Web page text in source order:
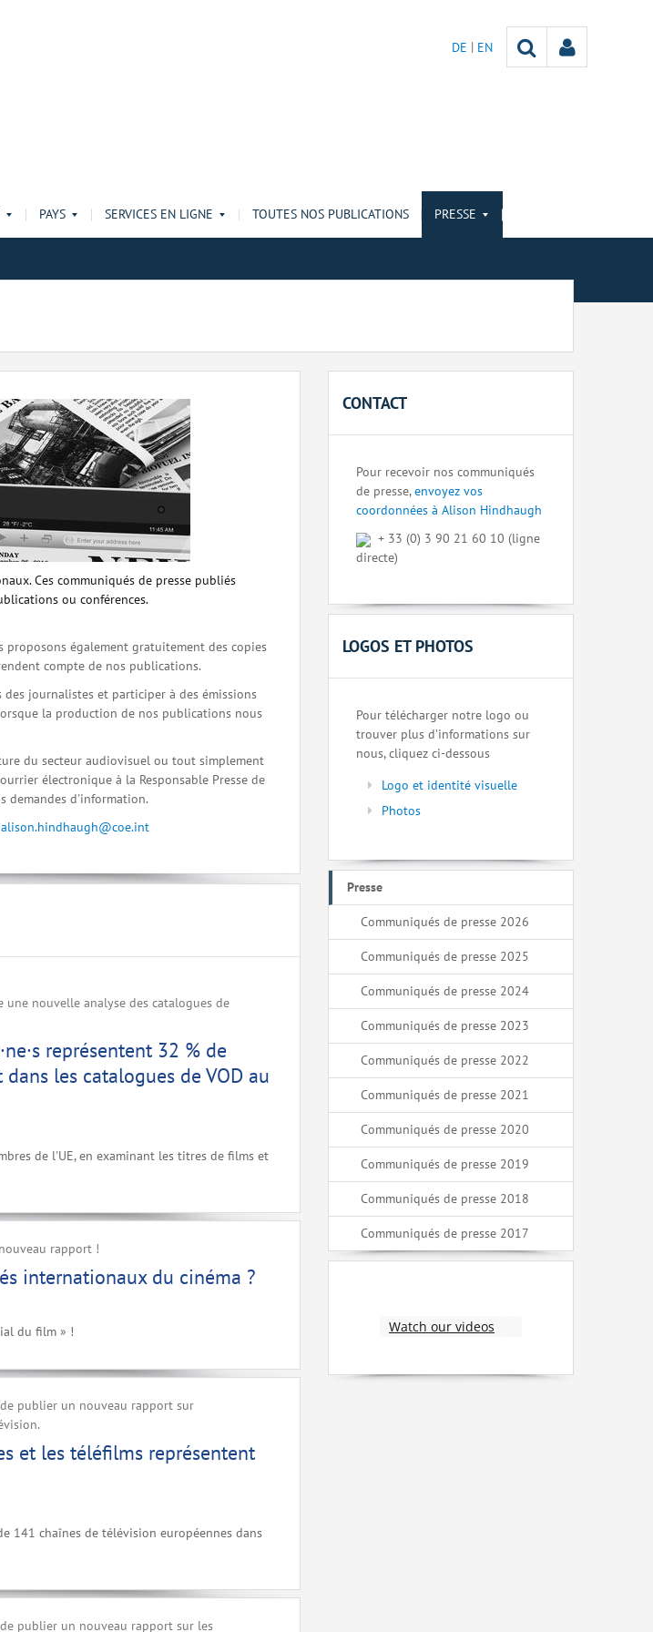
DE EN
PAYS SERVICES EN LIGNE TOUTES NOS PUBLICATIONS PRESSE
Ces communiqués de presse publiés
ou conférences.
proposons également gratuitement des copies
compte de nos publications.
journalistes et participer à des émissions
la production de nos publications nous
du secteur audiovisuel ou tout simplement
électronique à la Responsable Presse de
demandes d'information.
alison.hindhaugh@coe.int
une nouvelle analyse des catalogues de
représentent 32 % de
les catalogues de VOD au
de l'UE, en examinant les titres de films et
rapport !
internationaux du cinéma ?
du film » !
publier un nouveau rapport sur
et les téléfilms représentent
141 chaînes de télévision européennes dans
publier un nouveau rapport sur les
CONTACT
Pour recevoir nos communiqués
de presse,envoyez vos
coordonnées à Alison Hindhaugh
+ 33 (0) 3 90 21 60 10 (ligne
directe)
LOGOS ET PHOTOS
Pour télécharger notre logo ou
trouver plus d’informations sur
nous, cliquez ci-dessous
Logo et identité visuelle
Photos
Presse
Communiqués de presse 2026
Communiqués de presse 2025
Communiqués de presse 2024
Communiqués de presse 2023
Communiqués de presse 2022
Communiqués de presse 2021
Communiqués de presse 2020
Communiqués de presse 2019
Communiqués de presse 2018
Communiqués de presse 2017
Watch our videos